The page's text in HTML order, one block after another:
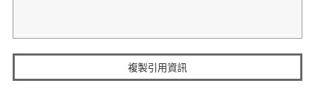
複製引用資訊